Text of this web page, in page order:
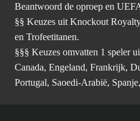
Beantwoord de oproep en
§§ Keuzes uit Knockout
en Trofeetitanen.
§§§ Keuzes omvatten 1 speler
Canada, Engeland, Frankrijk,
Portugal, Saoedi-Arabië,